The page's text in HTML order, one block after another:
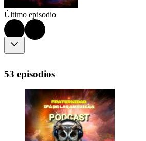
Último episodio
53 episodios